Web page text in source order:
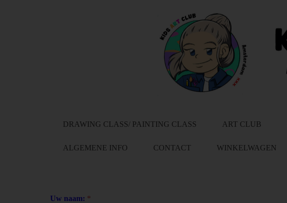
DRAWING CLASS/ PAINTING CLASS ART CLUB
ALGEMENE INFO CONTACT WINKELWAGEN
Uw naam: *